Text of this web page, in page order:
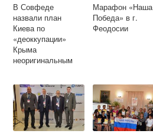
В Совфеде
назвали план
Киева по
«деоккупации»
Крыма
неоригинальным
Марафон «Наша
Победа» в г.
Феодосии